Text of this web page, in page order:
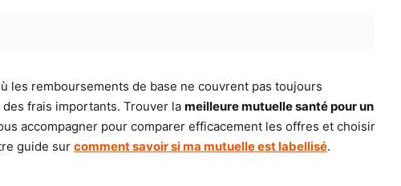
les remboursements de base ne couvrent pas toujours
frais importants. Trouver la meilleure mutuelle santé pour un
accompagner pour comparer efficacement les offres et choisir
guide sur comment savoir si ma mutuelle est labellisé.